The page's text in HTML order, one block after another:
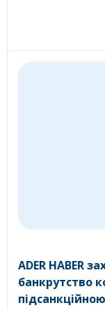
ADER HABER
банкрутство